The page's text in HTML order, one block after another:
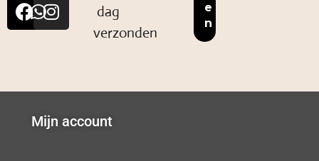
dag
verzonden
Mijn account